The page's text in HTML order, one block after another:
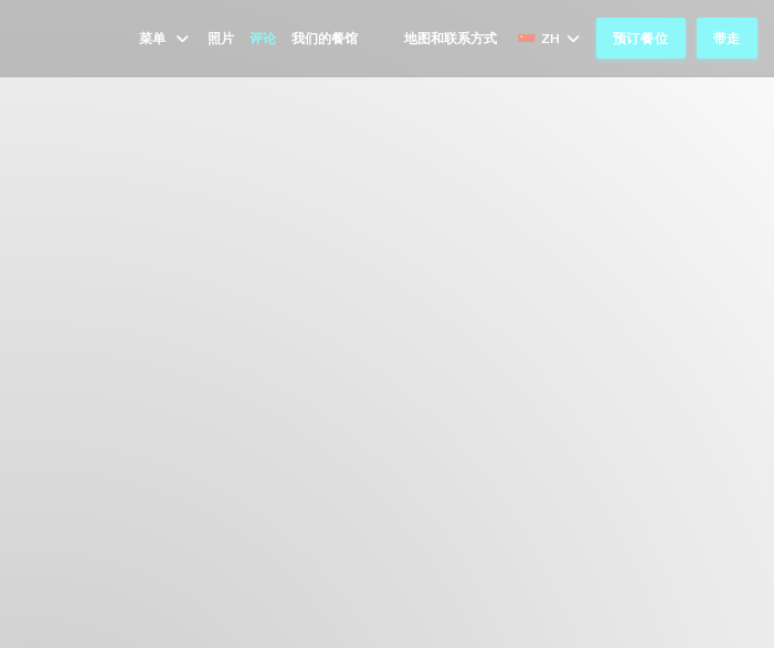
菜单 照片 评论 我们的餐馆 ((在新窗口中打开))
((在新窗口中打开))
地图和联系方式 ZH 预订餐位 带走